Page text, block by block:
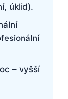
úklid).
– vyšší